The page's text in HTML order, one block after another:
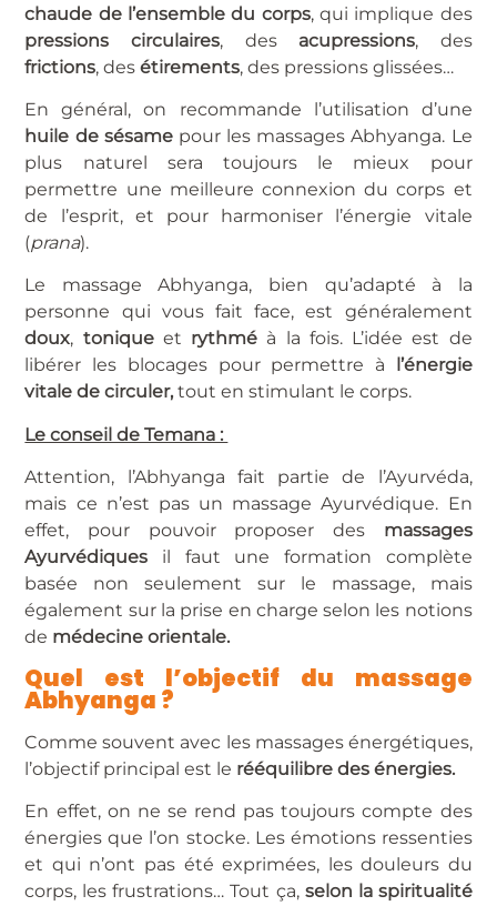
chaude de l’ensemble du corps, qui implique des
pressions circulaires, des acupressions, des
frictions, desétirements, des pressions glissées…
En général, on recommande l’utilisation d’une
huile de sésamepour les massages Abhyanga. Le
plus naturel sera toujours le mieux pour
permettre une meilleure connexion du corps et
de l’esprit, et pour harmoniser l’énergie vitale
(prana).
Le massage Abhyanga, bien qu’adapté à la
personne qui vous fait face, est généralement
doux, toniqueet rythmé à la fois. L’idée est de
libérer les blocages pour permettre à
l’énergie
vitale de circuler, tout en stimulant le corps.
Le conseil de Temana :
Attention, l’Abhyanga fait partie de l’Ayurvéda,
mais ce n’est pas un massage Ayurvédique. En
effet, pour pouvoir proposer des massages
Ayurvédiques il faut une formation complète
basée non seulement sur le massage, mais
également sur la prise en charge selon les notions
de médecine orientale.
Quel est l’objectif du massage
Abhyanga ?
Comme souvent avec les massages énergétiques,
l’objectif principal est le rééquilibre des énergies.
En effet, on ne se rend pas toujours compte des
énergies que l’on stocke. Les émotions ressenties
et qui n’ont pas été exprimées, les douleurs du
corps, les frustrations… Tout ça, selon la spiritualité